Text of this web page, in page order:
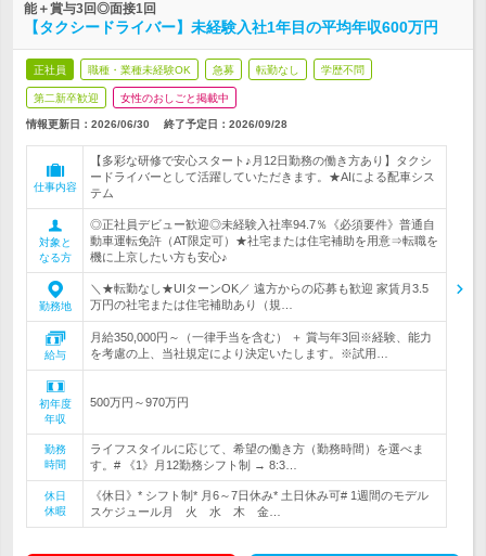
能＋賞与3回◎面接1回
【タクシードライバー】未経験入社1年目の平均年収600万円
正社員 職種・業種未経験OK 急募 転勤なし 学歴不問
第二新卒歓迎 女性のおしごと掲載中
情報更新日：2026/06/30 終了予定日： 2026/09/28
仕事内容
【多彩な研修で安心スタート♪月12日勤務の働き方あり】タクシ
ードライバーとして活躍していただきます。★AIによる配車シス
テム
対象と
なる方
◎正社員デビュー歓迎◎未経験入社率94.7％《必須要件》普通自
動車運転免許（AT限定可）★社宅または住宅補助を用意⇒転職を
機に上京したい方も安心♪
勤務地
＼★転勤なし★UIターンOK／ 遠方からの応募も歓迎 家賃月3.5
万円の社宅または住宅補助あり（規…
給与
月給350,000円～（一律手当を含む） ＋ 賞与年3回※経験、能力
を考慮の上、当社規定により決定いたします。※試用…
初年度
年収
500万円～970万円
勤務
時間
ライフスタイルに応じて、希望の働き方（勤務時間）を選べま
す。# 《1》月12勤務シフト制 → 8:3…
休日
休暇
《休日》* シフト制* 月6～7日休み* 土日休み可# 1週間のモデル
スケジュール月 火 水 木 金…